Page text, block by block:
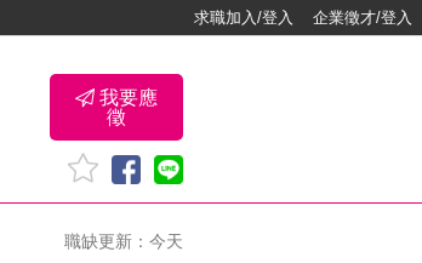
求職加入/登入 企業徵才/登入
我要應
徵
職缺更新：今天